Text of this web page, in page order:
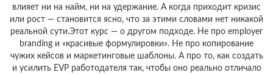
влияет ни на найм, ни на удержание. А когда приходит кризис
или рост — становится ясно, что за этими словами нет никакой
реальной сути.Этот курс — о другом подходе. Не про employer
branding и «красивые формулировки». Не про копирование
чужих кейсов и маркетинговые шаблоны. А про то, как создать
и усилить EVP работодателя так, чтобы оно реально отличало